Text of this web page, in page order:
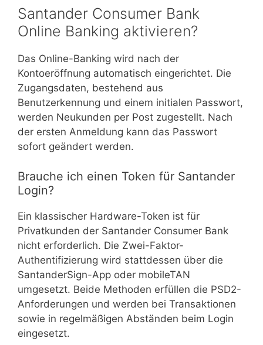
Santander Consumer Bank
Online Banking aktivieren?
Das Online-Banking wird nach der
Kontoeröffnung automatisch eingerichtet. Die
Zugangsdaten, bestehend aus
Benutzerkennung und einem initialen Passwort,
werden Neukunden per Post zugestellt. Nach
der ersten Anmeldung kann das Passwort
sofort geändert werden.
Brauche ich einen Token für Santander
Login?
Ein klassischer Hardware-Token ist für
Privatkunden der Santander Consumer Bank
nicht erforderlich. Die Zwei-Faktor-
Authentifizierung wird stattdessen über die
SantanderSign-App oder mobileTAN
umgesetzt. Beide Methoden erfüllen die PSD2-
Anforderungen und werden bei Transaktionen
sowie in regelmäßigen Abständen beim Login
eingesetzt.